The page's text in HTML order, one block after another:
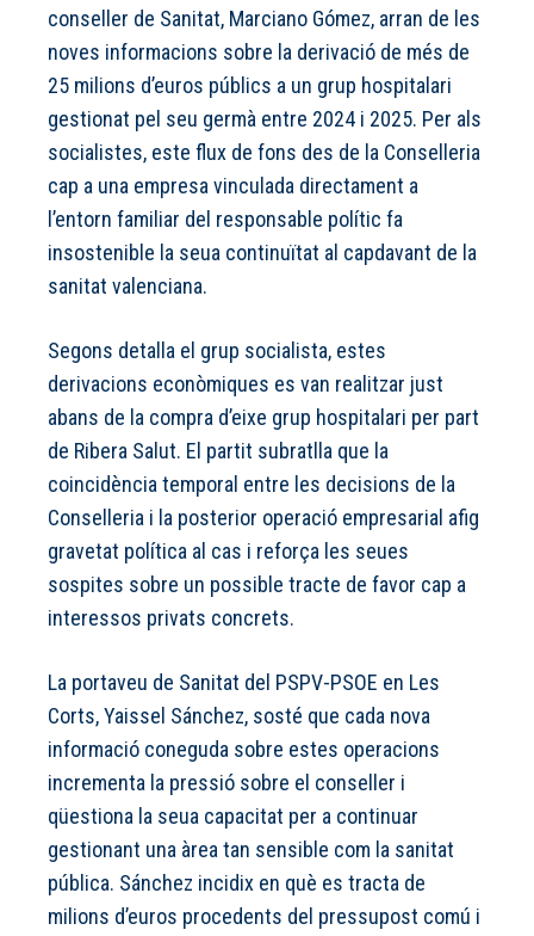
conseller de Sanitat, Marciano Gómez, arran de les
noves informacions sobre la derivació de més de
25 milions d’euros públics a un grup hospitalari
gestionat pel seu germà entre 2024 i 2025. Per als
socialistes, este flux de fons des de la Conselleria
cap a una empresa vinculada directament a
l’entorn familiar del responsable polític fa
insostenible la seua continuïtat al capdavant de la
sanitat valenciana.
Segons detalla el grup socialista, estes
derivacions econòmiques es van realitzar just
abans de la compra d’eixe grup hospitalari per part
de Ribera Salut. El partit subratlla que la
coincidència temporal entre les decisions de la
Conselleria i la posterior operació empresarial afig
gravetat política al cas i reforça les seues
sospites sobre un possible tracte de favor cap a
interessos privats concrets.
La portaveu de Sanitat del PSPV-PSOE en Les
Corts, Yaissel Sánchez, sosté que cada nova
informació coneguda sobre estes operacions
incrementa la pressió sobre el conseller i
qüestiona la seua capacitat per a continuar
gestionant una àrea tan sensible com la sanitat
pública. Sánchez incidix en què es tracta de
milions d’euros procedents del pressupost comú i